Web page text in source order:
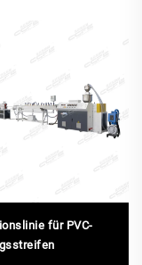
für PVC-